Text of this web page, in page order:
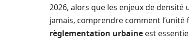
2026, alors que les enjeux de densité
jamais, comprendre comment l’unité
règlementation urbaine est